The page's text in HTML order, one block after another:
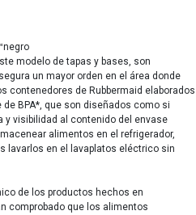
modelo de tapas y bases, son
un mayor orden en el área donde
contenedores de Rubbermaid elaborados
BPA*, que son diseñados como si
y visibilidad al contenido del envase
alimentos en el refrigerador,
lavarlos en el lavaplatos eléctrico sin
de los productos hechos en
comprobado que los alimentos